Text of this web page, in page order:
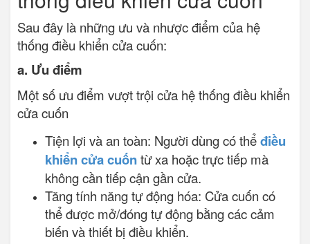
Sau đây là những ưu và nhược điểm của hệ
thống điều khiển cửa cuốn:
a. Ưu điểm
Một số ưu điểm vượt trội cửa hệ thống điều khiển
cửa cuốn
Tiện lợi và an toàn: Người dùng có thểđiều
khiển cửa cuốntừ xa hoặc trực tiếp mà
không cần tiếp cận gần cửa.
Tăng tính năng tự động hóa: Cửa cuốn có
thể được mở/đóng tự động bằng các cảm
biến và thiết bị điều khiển.